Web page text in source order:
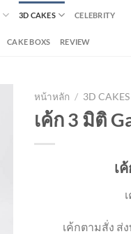
3D CAKES CELEBRITY
CAKE BOXS REVIEW
หน้าหลัก / 3D CAKES
เค้ก 3 มิติ
เ
เค้กตามสั่ง ส่